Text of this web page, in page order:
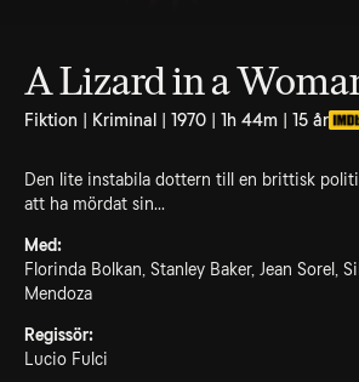
A Lizard in a
Fiktion | Kriminal | 1970 | 1h 44m | 15 år
Den lite instabila dottern till en brittisk
att ha mördat sin...
Med:
Florinda Bolkan, Stanley Baker, Jean Sorel,
Mendoza
Regissör:
Lucio Fulci